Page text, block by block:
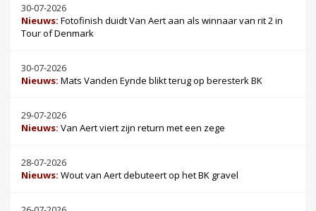
30-07-2026
Nieuws: Fotofinish duidt Van Aert aan als winnaar van rit 2 in
Tour of Denmark
30-07-2026
Nieuws: Mats Vanden Eynde blikt terug op beresterk BK
29-07-2026
Nieuws: Van Aert viert zijn return met een zege
28-07-2026
Nieuws: Wout van Aert debuteert op het BK gravel